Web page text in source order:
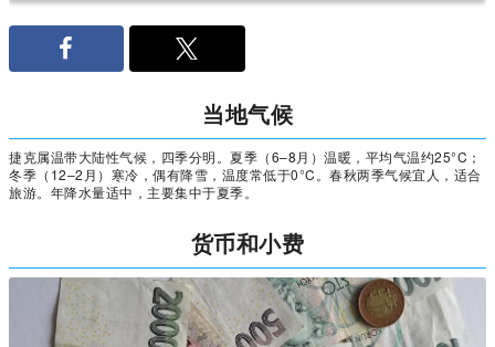
当地气候
捷克属温带大陆性气候，四季分明。夏季（6–8月）温暖，平均气温约25°C；
冬季（12–2月）寒冷，偶有降雪，温度常低于0°C。春秋两季气候宜人，适合
旅游。年降水量适中，主要集中于夏季。
货币和小费